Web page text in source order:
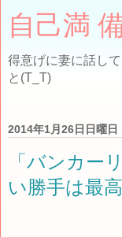
自己満
得意げに妻に話し
と(T_T)
2014年1月26日日曜日
「バンカー
い勝手は最